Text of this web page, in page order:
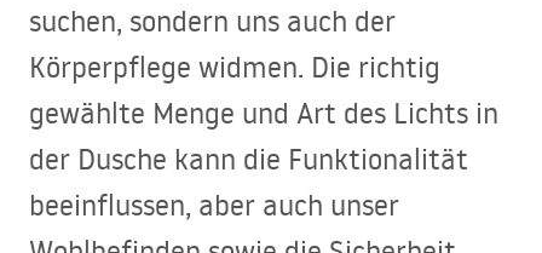
suchen, sondern uns auch der
Körperpflege widmen. Die richtig
gewählte Menge und Art des Lichts in
der Dusche kann die Funktionalität
beeinflussen, aber auch unser